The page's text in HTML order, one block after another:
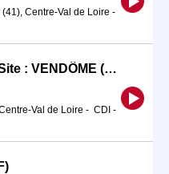
Centre-Val de Loire -
Agent de restauration F/H Site : VENDÔME (H/F)
Val de Loire - CDI -